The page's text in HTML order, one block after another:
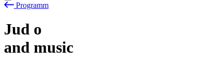
Programm
Jud o
and music